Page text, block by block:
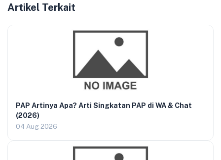
Artikel Terkait
PAP Artinya Apa? Arti Singkatan PAP di WA & Chat
(2026)
04 Aug 2026